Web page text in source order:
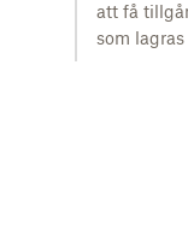
att få
som